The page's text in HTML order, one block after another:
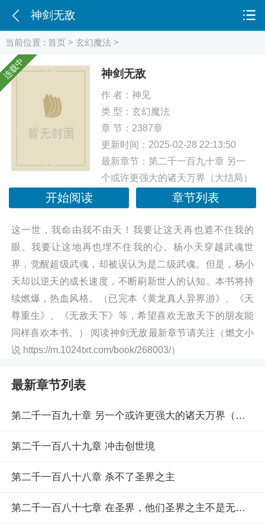
当前位置 :首页 >玄幻魔法 >
连载中 神剑无敌
作 者： 神见
类 型： 玄幻魔法
章 节：2387章
更新时间：2025-02-28 22:13:50
最新章节： 第二千一百九十章 另一
个或许更强大的诸天万界（大结局）
开始阅读 章节列表
这一世，我命由我不由天！我要让这天再也遮不住我的
眼。我要让这地再也埋不住我的心。杨小天穿越武魂世
界，觉醒超级武魂，却被误认为是二级武魂。但是，杨小
天却以逆天的成长速度，不断刷新世人的认知。本书将持
续燃爆，热血风格。（已完本《黄龙真人异界游》、《天
尊重生》、《无敌天下》等，希望喜欢无敌天下的朋友能
同样喜欢本书。） 阅读神剑无敌最新章节请关注（燃文小
说 https://m.1024txt.com/book/268003/）
最新章节列表
第二千一百九十章 另一个或许更强大的诸天万界（大结局）
第二千一百八十九章 冲击创世境
第二千一百八十八章 杀不了圣界之主
第二千一百八十七章 在圣界，他们圣界之主不是无敌吗？
神剑无敌